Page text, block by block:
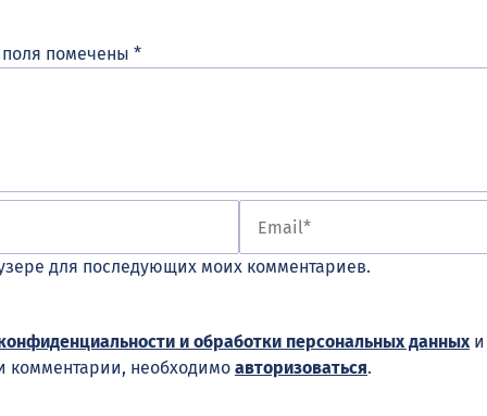
помечены *
для последующих моих комментариев.
и обработки персональных данных
комментарии, необходимо авторизоваться.